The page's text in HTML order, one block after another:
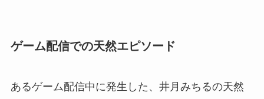
ゲーム配信での天然エピソード
あるゲーム配信中に発生した、井月みちるの天然